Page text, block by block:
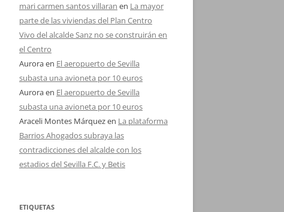
mari carmen santos villaran en La mayor
parte de las viviendas del Plan Centro
Vivo del alcalde Sanz no se construirán en
el Centro
Auroraen El aeropuerto de Sevilla
subasta una avioneta por 10 euros
Auroraen El aeropuerto de Sevilla
subasta una avioneta por 10 euros
Araceli Montes Márquezen La plataforma
Barrios Ahogados subraya las
contradicciones del alcalde con los
estadios del Sevilla F.C. y Betis
ETIQUETAS